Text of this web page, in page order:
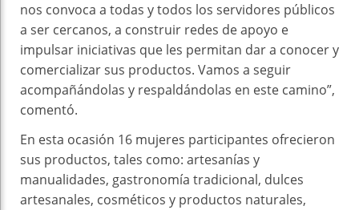
nos convoca a todas y todos los servidores públicos
a ser cercanos, a construir redes de apoyo e
impulsar iniciativas que les permitan dar a conocer y
comercializar sus productos. Vamos a seguir
acompañándolas y respaldándolas en este camino”,
comentó.
En esta ocasión 16 mujeres participantes ofrecieron
sus productos, tales como: artesanías y
manualidades, gastronomía tradicional, dulces
artesanales, cosméticos y productos naturales,